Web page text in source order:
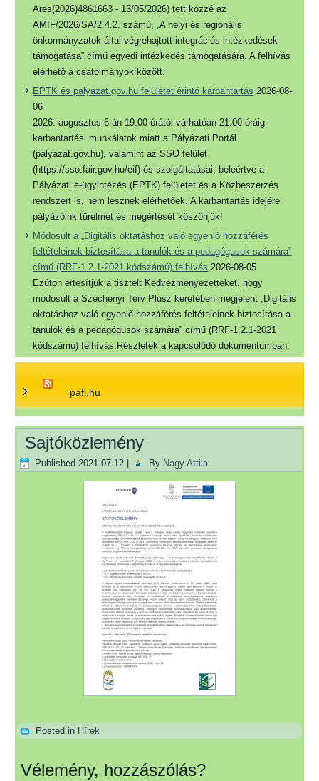
Ares(2026)4861663 - 13/05/2026) tett közzé az
AMIF/2026/SA/2.4.2. számú, „A helyi és regionális
önkormányzatok által végrehajtott integrációs intézkedések
támogatása” című egyedi intézkedés támogatására. A felhívás
elérhető a csatolmányok között.
EPTK és palyazat.gov.hu felületet érintő karbantartás 2026-08-
06
2026. augusztus 6-án 19.00 órától várhatóan 21.00 óráig
karbantartási munkálatok miatt a Pályázati Portál
(palyazat.gov.hu), valamint az SSO felület
(https://sso.fair.gov.hu/eif) és szolgáltatásai, beleértve a
Pályázati e-ügyintézés (EPTK) felületet és a Közbeszerzés
rendszert is, nem lesznek elérhetőek. A karbantartás idejére
pályázóink türelmét és megértését köszönjük!
Módosult a „Digitális oktatáshoz való egyenlő hozzáférés
feltételeinek biztosítása a tanulók és a pedagógusok számára”
című (RRF-1.2.1-2021 kódszámú) felhívás 2026-08-05
Ezúton értesítjük a tisztelt Kedvezményezetteket, hogy
módosult a Széchenyi Terv Plusz keretében megjelent „Digitális
oktatáshoz való egyenlő hozzáférés feltételeinek biztosítása a
tanulók és a pedagógusok számára” című (RRF-1.2.1-2021
kódszámú) felhívás.Részletek a kapcsolódó dokumentumban.
pafi.hu
Sajtóközlemény
Published 2021-07-12 By Nagy Attila
Posted in Hírek
Vélemény, hozzászólás?